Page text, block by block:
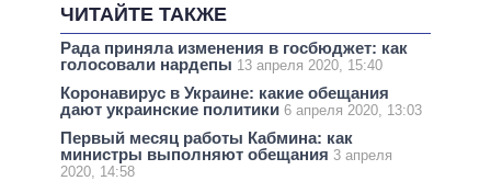
ЧИТАЙТЕ ТАКЖЕ
Рада приняла изменения в госбюджет: как
голосовали нардепы 13 апреля 2020, 15:40
Коронавирус в Украине: какие обещания
дают украинские политики 6 апреля 2020, 13:03
Первый месяц работы Кабмина: как
министры выполняют обещания 3 апреля
2020, 14:58